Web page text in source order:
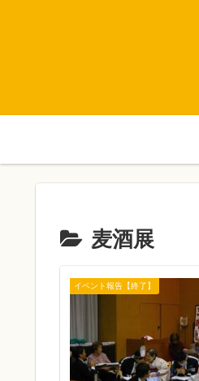
麦酒展
イベント報告【終了】